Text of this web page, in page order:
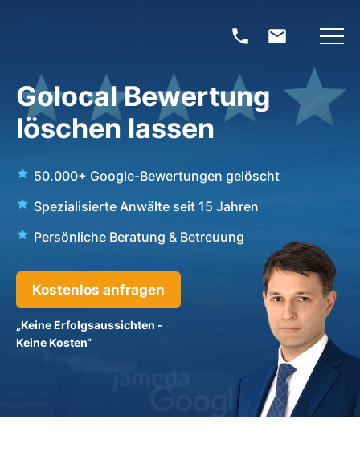
Golocal Bewertung
löschen lassen
50.000+ Google-Bewertungen gelöscht
Spezialisierte Anwälte seit 15 Jahren
Persönliche Beratung & Betreuung
Kostenlos anfragen
„Keine Erfolgsaussichten -
Keine Kosten“